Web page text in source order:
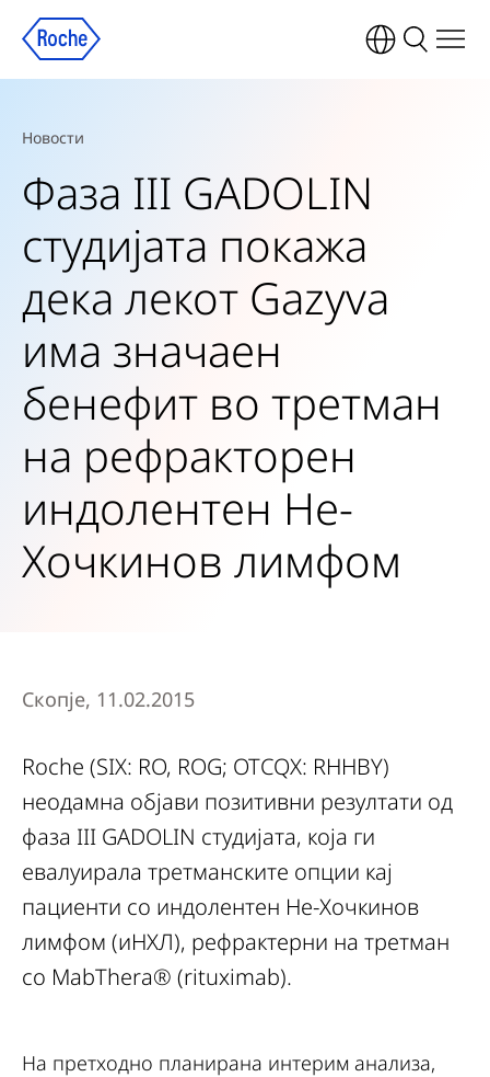
Новости
Фаза III GADOLIN
студијата покажа
дека лекот Gazyva
има значаен
бенефит во третман
на рефракторен
индолентен Не-
Хочкинов лимфом
Скопје, 11.02.2015
Roche (SIX: RO, ROG; OTCQX: RHHBY)
неодамна објави позитивни резултати од
фаза III GADOLIN студијата, која ги
евалуирала третманските опции кај
пациенти со индолентен Не-Хочкинов
лимфом (иНХЛ), рефрактерни на третман
со MabThera® (rituximab).
На претходно планирана интерим анализа,